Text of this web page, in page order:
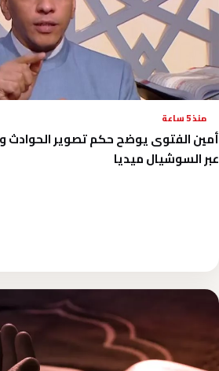
منذ 5 ساعة
أمين الفتوى يوضح حكم تصوير الحوادث
عبر السوشيال ميديا